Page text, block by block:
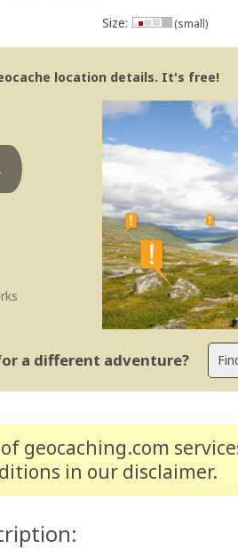
not against him
Size: (small)
location details. It's free!
a different adventure?
geocaching.com
in our disclaimer.